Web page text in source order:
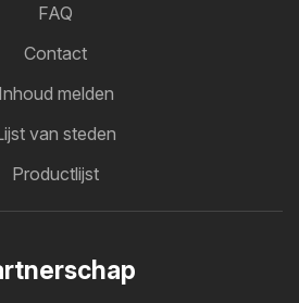
FAQ
Contact
Inhoud melden
van steden
Productlijst